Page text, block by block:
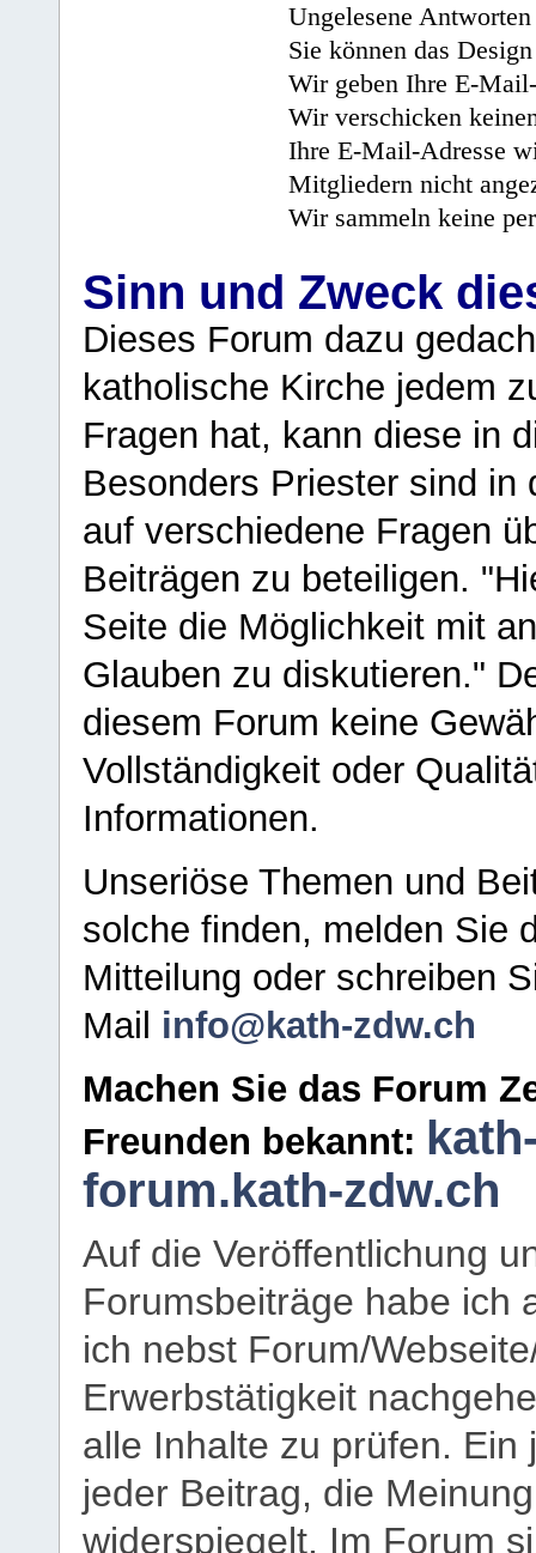
Ungelesene
Sie können das
Wir geben Ihre E-
Wir verschicken
Ihre E-Mail-Adresse
Mitgliedern nicht
Wir sammeln keine
Sinn und Zweck
Dieses Forum dazu
katholische Kirche jedem
Fragen hat, kann diese in
Besonders Priester sind in
auf verschiedene Fragen
Beiträgen zu beteiligen.
Seite die Möglichkeit mit
Glauben zu diskutieren."
diesem Forum keine
Vollständigkeit oder
Informationen.
Unseriöse Themen und
solche finden, melden Sie
Mitteilung oder schreiben
Mail info@kath-zdw.ch
Machen Sie das Forum
Freunden bekannt:
forum.kath-zdw.ch
Auf die Veröffentlichung
Forumsbeiträge habe ich
ich nebst Forum/
Erwerbstätigkeit
alle Inhalte zu prüfen.
jeder Beitrag, die
widerspiegelt. Im Forum